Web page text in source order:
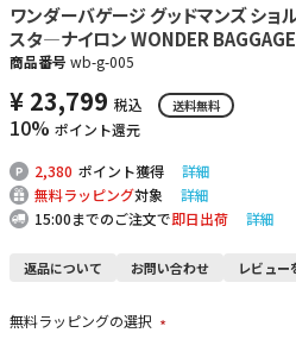
ワンダーバゲージ グッドマンズ ショ
スタ―ナイロン WONDER
商品番号 wb-g-005
¥ 23,799 税込 送料無料
10% ポイント還元
2,380 ポイント獲得
詳細
無料ラッピング対象
詳細
15:00までのご注文で即日出荷 詳細
返品について お問い合わせ レビュー
無料ラッピングの選択